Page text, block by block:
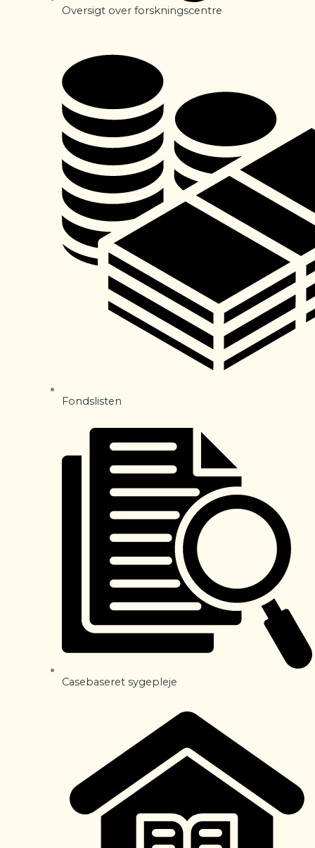
Oversigt over forskningscentre
Fondslisten
Casebaseret sygepleje